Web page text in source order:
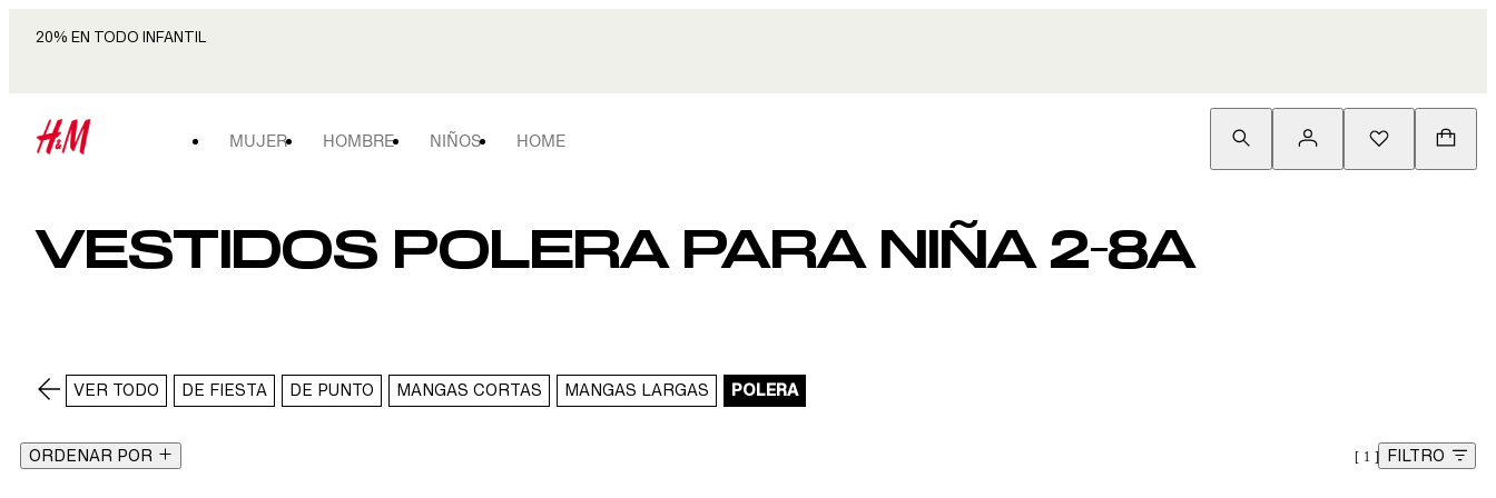
20% EN TODO INFANTIL
MUJER HOMBRE NIÑOS HOME
VESTIDOS POLERA PARA NIÑA 2-8A
VER TODO DE FIESTA DE PUNTO MANGAS CORTAS MANGAS LARGAS POLERA
ORDENAR POR 1 FILTRO